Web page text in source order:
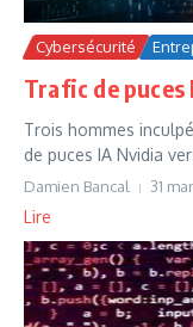
Cybersécurité
Trafic de
Trois hommes
de puces IA Nvidia
Damien Bancal 31
Lire